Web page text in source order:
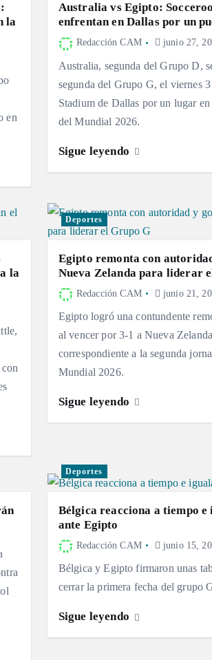
la
en
Australia vs Egipto:
enfrentan en Dallas por un
Redacción CAM junio 27,
Australia, segunda del Grupo D,
segunda del Grupo G, el viernes
Stadium de Dallas por un lugar
del Mundial 2026.
Sigue leyendo
la
Deportes
Egipto remonta con
Nueva Zelanda para liderar
Redacción CAM junio 21,
Egipto logró una contundente
al vencer por 3-1 a Nueva
correspondiente a la segunda
Mundial 2026.
Sigue leyendo
Deportes
Bélgica reacciona a tiempo e
ante Egipto
Redacción CAM junio 15,
Bélgica y Egipto firmaron unas
cerrar la primera fecha del grupo
Sigue leyendo